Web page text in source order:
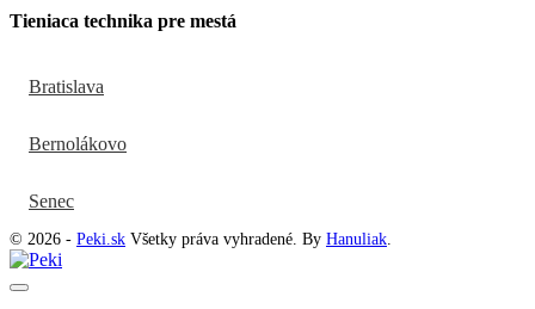
Tieniaca technika pre mestá
Bratislava
Bernolákovo
Senec
© 2026 - Peki.sk Všetky práva vyhradené. By Hanuliak